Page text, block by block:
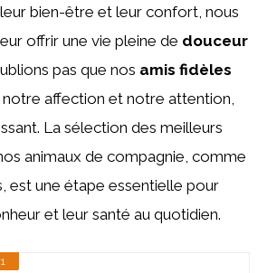
bien-être et leur confort, nous
offrir une vie pleine de douceur
pas que nos amis fidèles
affection et notre attention,
La sélection des meilleurs
animaux de compagnie, comme
est une étape essentielle pour
et leur santé au quotidien.